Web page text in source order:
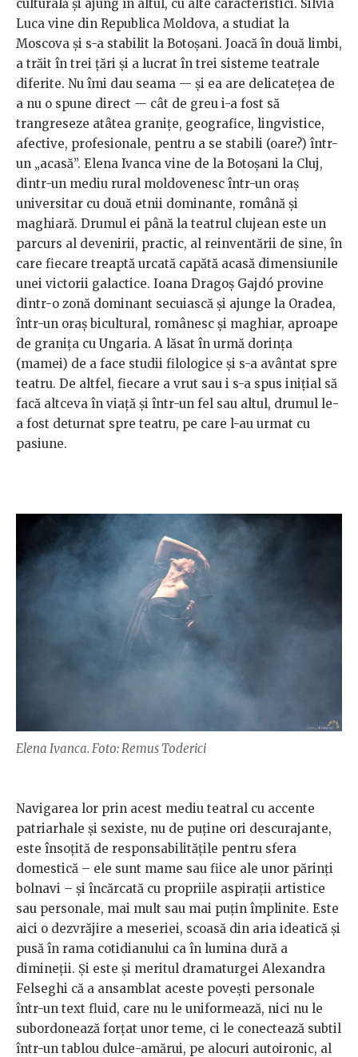
culturală și ajung în altul, cu alte caracteristici. Silvia
Luca vine din Republica Moldova, a studiat la
Moscova și s-a stabilit la Botoșani. Joacă în două limbi,
a trăit în trei țări și a lucrat în trei sisteme teatrale
diferite. Nu îmi dau seama — și ea are delicatețea de
a nu o spune direct — cât de greu i-a fost să
trangreseze atâtea granițe, geografice, lingvistice,
afective, profesionale, pentru a se stabili (oare?) într-
un „acasă”. Elena Ivanca vine de la Botoșani la Cluj,
dintr-un mediu rural moldovenesc într-un oraș
universitar cu două etnii dominante, română și
maghiară. Drumul ei până la teatrul clujean este un
parcurs al devenirii, practic, al reinventării de sine, în
care fiecare treaptă urcată capătă acasă dimensiunile
unei victorii galactice. Ioana Dragoș Gajdó provine
dintr-o zonă dominant secuiască și ajunge la Oradea,
într-un oraș bicultural, românesc și maghiar, aproape
de granița cu Ungaria. A lăsat în urmă dorința
(mamei) de a face studii filologice și s-a avântat spre
teatru. De altfel, fiecare a vrut sau i s-a spus inițial să
facă altceva în viață și într-un fel sau altul, drumul le-
a fost deturnat spre teatru, pe care l-au urmat cu
pasiune.
Elena Ivanca. Foto: Remus Toderici
Navigarea lor prin acest mediu teatral cu accente
patriarhale și sexiste, nu de puține ori descurajante,
este însoțită de responsabilitățile pentru sfera
domestică – ele sunt mame sau fiice ale unor părinți
bolnavi – și încărcată cu propriile aspirații artistice
sau personale, mai mult sau mai puțin împlinite. Este
aici o dezvrăjire a meseriei, scoasă din aria ideatică și
pusă în rama cotidianului ca în lumina dură a
dimineții. Și este și meritul dramaturgei Alexandra
Felseghi că a ansamblat aceste povești personale
într-un text fluid, care nu le uniformează, nici nu le
subordonează forțat unor teme, ci le conectează subtil
într-un tablou dulce-amărui, pe alocuri autoironic, al